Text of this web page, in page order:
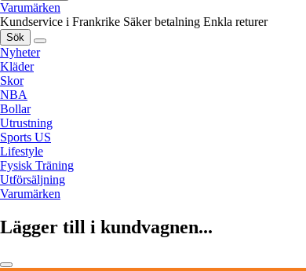
Varumärken
Kundservice i Frankrike Säker betalning Enkla returer
Sök
Nyheter
Kläder
Skor
NBA
Bollar
Utrustning
Sports US
Lifestyle
Fysisk Träning
Utförsäljning
Varumärken
Lägger till i kundvagnen...